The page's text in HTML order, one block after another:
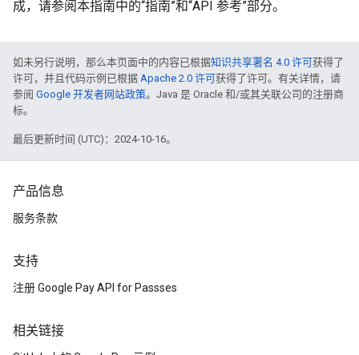
成，请参阅本指南中的“指南”和“API 参考”部分。
如未另行说明，那么本页面中的内容已根据知识共享署名 4.0 许可获得了
许可，并且代码示例已根据 Apache 2.0 许可获得了许可。有关详情，请
参阅 Google 开发者网站政策。Java 是 Oracle 和/或其关联公司的注册商
标。
最后更新时间 (UTC)：2024-10-16。
产品信息
服务条款
支持
注册 Google Pay API for Passses
相关链接